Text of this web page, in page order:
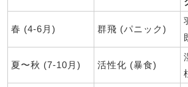
春 (4-6月) 群飛 (パニック)
夏〜秋 (7-10月) 活性化 (暴食)